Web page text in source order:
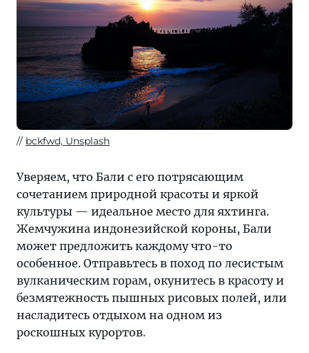
bckfwd, Unsplash
Уверяем, что Бали с его потрясающим
сочетанием природной красоты и яркой
культуры — идеальное место для яхтинга.
Жемчужина индонезийской короны, Бали
может предложить каждому что-то
особенное. Отправьтесь в поход по лесистым
вулканическим горам, окунитесь в красоту и
безмятежность пышных рисовых полей, или
насладитесь отдыхом на одном из
роскошных курортов.